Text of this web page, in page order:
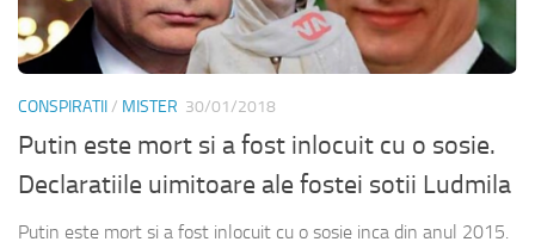
CONSPIRATII/ MISTER 30/01/2018
Putin este mort si a fost inlocuit cu o sosie.
Declaratiile uimitoare ale fostei sotii Ludmila
Putin este mort si a fost inlocuit cu o sosie inca din anul 2015.